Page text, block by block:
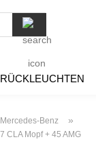
Benz »
CLA Mopf + 45 AMG